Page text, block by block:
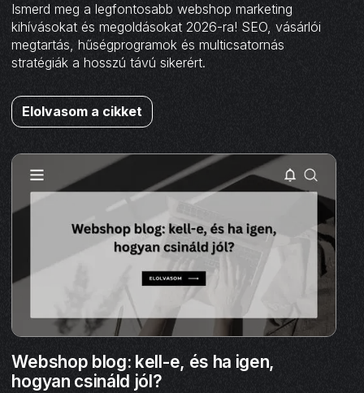
Ismerd meg a legfontosabb webshop marketing
kihívásokat és megoldásokat 2026-ra! SEO, vásárlói
megtartás, hűségprogramok és multicsatornás
stratégiák a hosszú távú sikerért.
Elolvasom a cikket
Webshop blog: kell-e, és ha igen,
hogyan csináld jól?